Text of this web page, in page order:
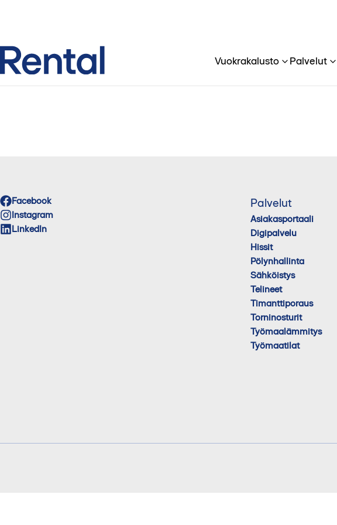
Vuokrakalusto Palvelut
Facebook
Instagram
LinkedIn
Palvelut
Asiakasportaali
Digipalvelu
Hissit
Pölynhallinta
Sähköistys
Telineet
Timanttiporaus
Torninosturit
Työmaalämmitys
Työmaatilat